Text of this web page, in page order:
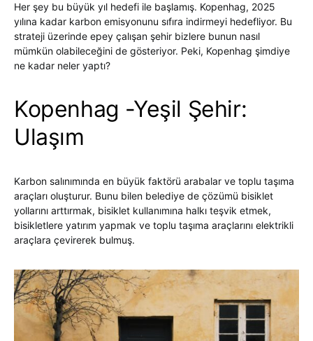
Her şey bu büyük yıl hedefi ile başlamış. Kopenhag, 2025
yılına kadar karbon emisyonunu sıfıra indirmeyi hedefliyor. Bu
strateji üzerinde epey çalışan şehir bizlere bunun nasıl
mümkün olabileceğini de gösteriyor. Peki, Kopenhag şimdiye
ne kadar neler yaptı?
Kopenhag -Yeşil Şehir:
Ulaşım
Karbon salınımında en büyük faktörü arabalar ve toplu taşıma
araçları oluşturur. Bunu bilen belediye de çözümü bisiklet
yollarını arttırmak, bisiklet kullanımına halkı teşvik etmek,
bisikletlere yatırım yapmak ve toplu taşıma araçlarını elektrikli
araçlara çevirerek bulmuş.